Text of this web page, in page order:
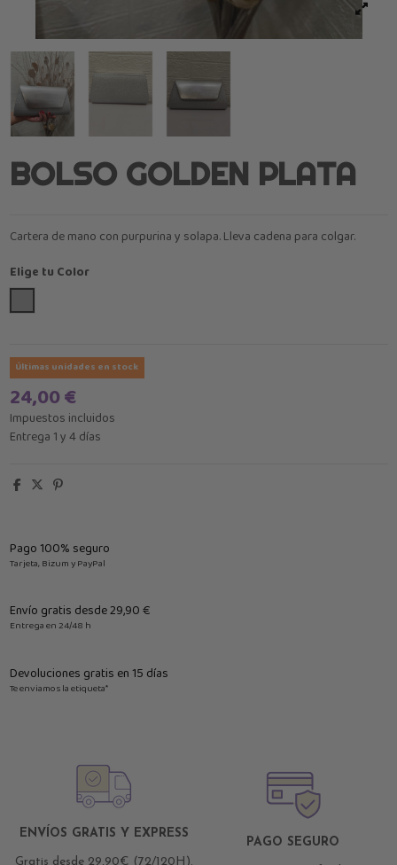
BOLSO GOLDEN PLATA
Cartera de mano con purpurina y solapa. Lleva cadena para colgar.
Elige tu Color
Últimas unidades en stock
24,00 €
Impuestos incluidos
Entrega 1 y 4 días
Pago 100% seguro
Tarjeta, Bizum y PayPal
Envío gratis desde 29,90 €
Entrega en 24/48 h
Devoluciones gratis en 15 días
Te enviamos la etiqueta*
ENVÍOS GRATIS Y EXPRESS
Gratis desde 29,90€ (72/120H).
PAGO SEGURO